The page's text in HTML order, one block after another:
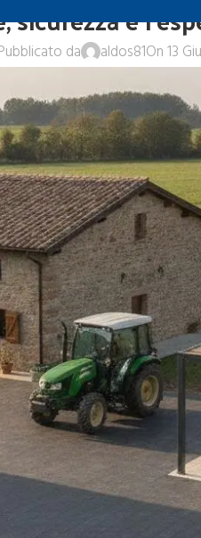
sicurezza e
da aldos81On 13